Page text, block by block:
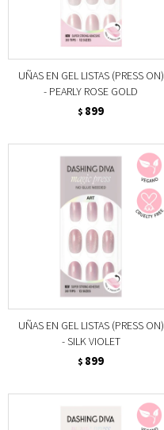
UÑAS EN GEL LISTAS (PRESS ON)
- PEARLY ROSE GOLD
$ 899
UÑAS EN GEL LISTAS (PRESS ON)
- SILK VIOLET
$ 899